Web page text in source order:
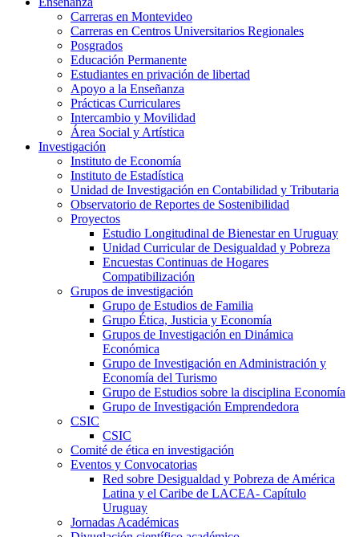
Carreras en Montevideo
Carreras en Centros Universitarios Regionales
Posgrados
Educación Permanente
Estudiantes en privación de libertad
Apoyo a la Enseñanza
Prácticas Curriculares
Intercambio y Movilidad
Área Social y Artística
Investigación
Instituto de Economía
Instituto de Estadística
Unidad de Investigación en Contabilidad y Tributaria
Observatorio de Reportes de Sostenibilidad
Proyectos
Estudio Longitudinal de Bienestar en Uruguay
Unidad Curricular de Desigualdad y Pobreza
Encuestas Continuas de Hogares
Compatibilización
Grupos de investigación
Grupo de Estudios de Familia
Grupo Ética, Justicia y Economía
Grupos de Investigación en Dinámica
Económica
Grupo de Investigación en Administración y
Economía del Turismo
Grupo de Estudios sobre la disciplina Economía
Grupo de Investigación Emprendedora
CSIC
CSIC
Comité de ética en investigación
Eventos y Convocatorias
Red sobre Desigualdad y Pobreza de América
Latina y el Caribe de LACEA- Capítulo
Uruguay
Jornadas Académicas